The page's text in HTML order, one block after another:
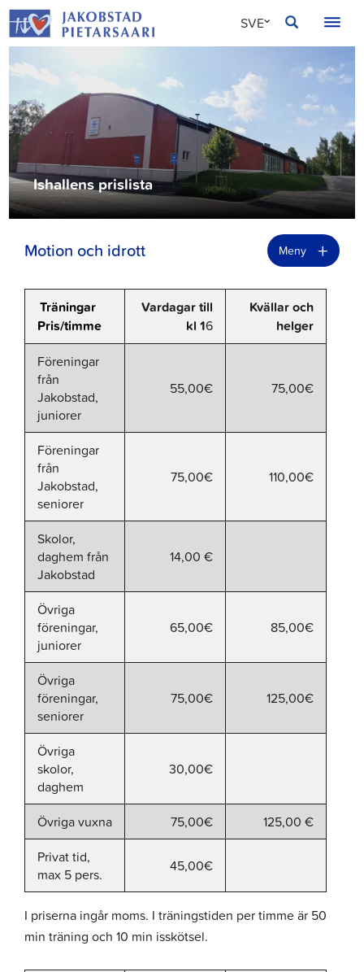
Hoppa
till
innehållet
SVE
ENG
Ishallens prislista
Motion och idrott Meny +
Träningar
Pris/timme
Vardagar till
kl 16
Kvällar och
helger
Föreningar
från
Jakobstad,
juniorer
55,00€ 75,00€
Föreningar
från
Jakobstad,
seniorer
75,00€ 110,00€
Skolor,
daghem från
Jakobstad
14,00 €
Övriga
föreningar,
juniorer
65,00€ 85,00€
Övriga
föreningar,
seniorer
75,00€ 125,00€
Övriga
skolor,
daghem
30,00€
Övriga vuxna 75,00€
125,00 €
Privat tid,
max 5 pers.
45,00€
I priserna ingår moms. I träningstiden per timme är 50
min träning och 10 min isskötsel.